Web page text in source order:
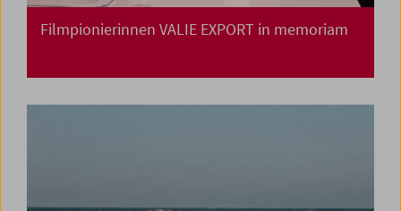
Filmpionierinnen VALIE EXPORT in memoriam